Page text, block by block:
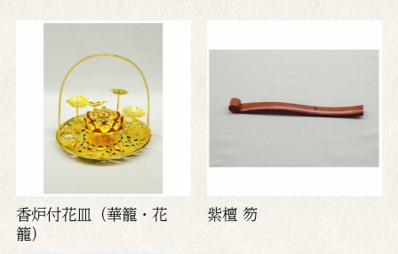
香炉付花皿（華籠・花
籠）
紫檀 笏